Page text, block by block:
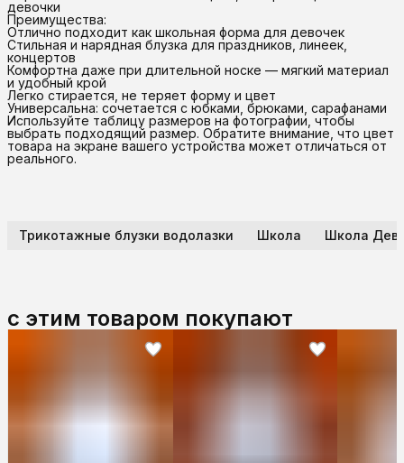
девочки
Преимущества:
Отлично подходит как школьная форма для девочек
Стильная и нарядная блузка для праздников, линеек,
концертов
Комфортна даже при длительной носке — мягкий материал
и удобный крой
Легко стирается, не теряет форму и цвет
Универсальна: сочетается с юбками, брюками, сарафанами
Используйте таблицу размеров на фотографии, чтобы
выбрать подходящий размер. Обратите внимание, что цвет
товара на экране вашего устройства может отличаться от
реального.
Трикотажные блузки водолазки Школа Школа
с этим товаром покупают